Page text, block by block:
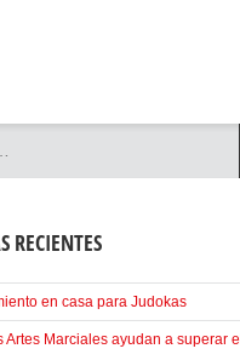
RECIENTES
en casa para Judokas
Artes Marciales ayudan a superar el